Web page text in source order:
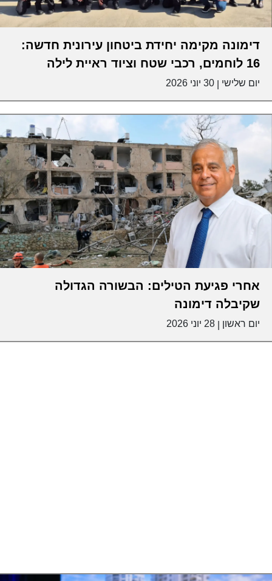
דימונה מקימה יחידת ביטחון עירונית חדשה:
16 לוחמים, רכבי שטח וציוד ראיית לילה
יום שלישי 30 יוני 2026
אחרי פגיעת הטילים: הבשורה הגדולה
שקיבלה דימונה
יום ראשון 28 יוני 2026